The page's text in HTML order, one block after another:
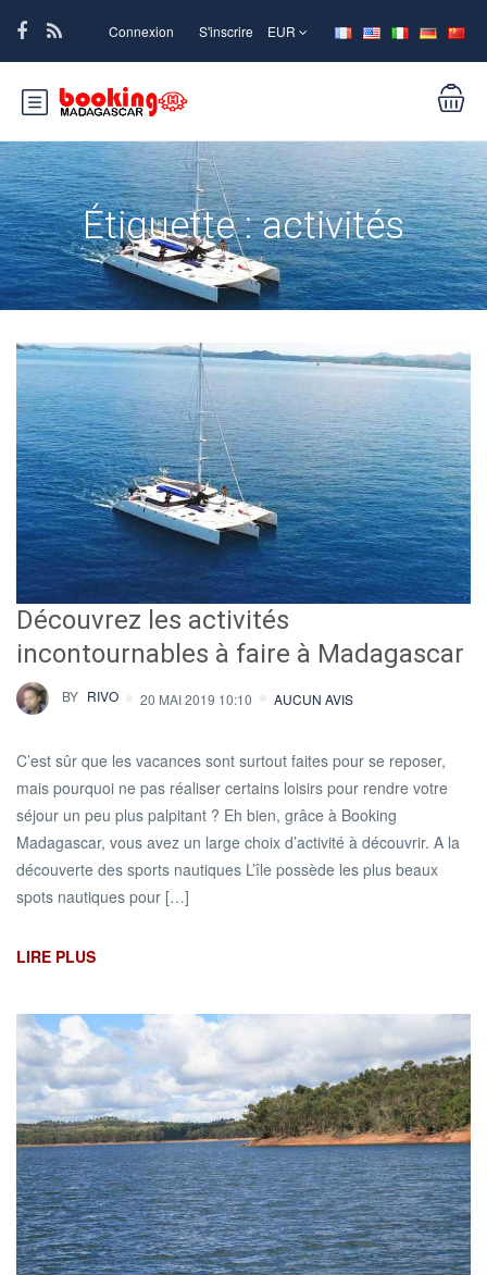
Connexion S'inscrire EUR
Étiquette :activités
Découvrez les activités
incontournables à faire à Madagascar
BY RIVO 20 MAI 2019 10:10 AUCUN AVIS
C’est sûr que les vacances sont surtout faites pour se reposer,
mais pourquoi ne pas réaliser certains loisirs pour rendre votre
séjour un peu plus palpitant ? Eh bien, grâce à Booking
Madagascar, vous avez un large choix d’activité à découvrir. A la
découverte des sports nautiques L’île possède les plus beaux
spots nautiques pour […]
LIRE PLUS